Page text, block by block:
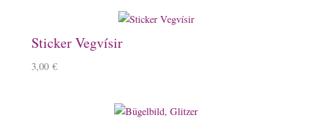
Sticker Vegvísir
3,00 €